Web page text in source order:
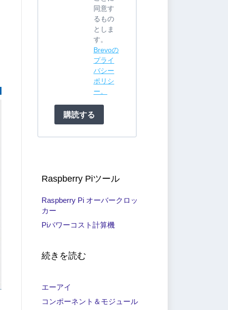
同意す
るもの
としま
す。
Brevoの
プライ
バシー
ポリシ
ー。
購読する
Raspberry Piツール
Raspberry Pi オーバークロッ
カー
Piパワーコスト計算機
続きを読む
エーアイ
コンポーネント＆モジュール